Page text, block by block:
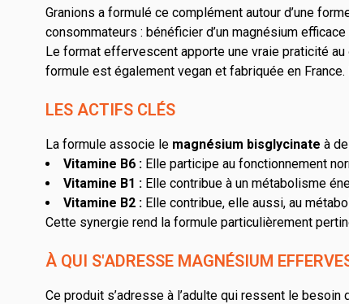
Granions a formulé ce complément autour d’une
consommateurs : bénéficier d’un magnésium
Le format effervescent apporte une vraie praticité
formule est également vegan et fabriquée en
LES ACTIFS CLÉS
La formule associe le magnésium bisglycinate à
Vitamine B6 : Elle participe au fonctionnement
Vitamine B1 : Elle contribue à un métabolisme
Vitamine B2 : Elle contribue, elle aussi, au
Cette synergie rend la formule particulièrement
À QUI S'ADRESSE MAGNÉSIUM
Ce produit s’adresse à l’adulte qui ressent le